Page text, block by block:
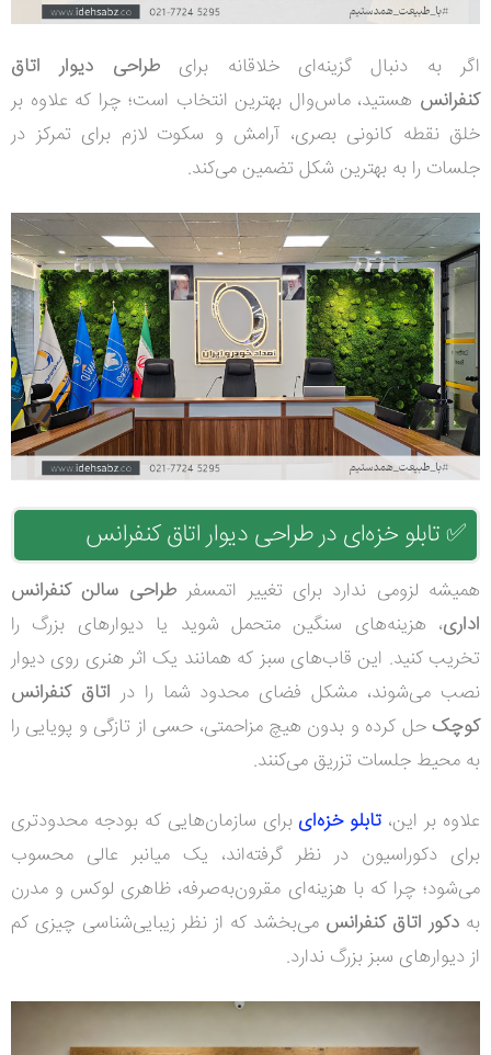
اگر به دنبال گزینه‌ای خلاقانه برایطراحی دیوار اتاق
کنفرانس هستید، ماس‌وال بهترین انتخاب است؛ چرا که علاوه بر
خلق نقطه کانونی بصری، آرامش و سکوت لازم برای تمرکز در
جلسات را به بهترین شکل تضمین می‌کند.
✅تابلو خزه‌ای در طراحی دیوار اتاق کنفرانس
همیشه لزومی ندارد برای تغییر اتمسفرطراحی سالن کنفرانس
اداری، هزینه‌های سنگین متحمل شوید یا دیوارهای بزرگ را
تخریب کنید. این قاب‌های سبز که همانند یک اثر هنری روی دیوار
نصب می‌شوند، مشکل فضای محدود شما را در اتاق کنفرانس
کوچکحل کرده و بدون هیچ مزاحمتی، حسی از تازگی و پویایی را
به محیط جلسات تزریق می‌کنند.
علاوه بر این، تابلو خزه‌ایبرای سازمان‌هایی کهبودجه محدودتری
برای دکوراسیون در نظر گرفته‌اند، یک میانبر عالی محسوب
می‌شود؛ چرا که با هزینه‌ای مقرون‌به‌صرفه، ظاهری لوکس و مدرن
به دکور اتاق کنفرانس می‌بخشد که از نظر زیبایی‌شناسی چیزی کم
از دیوارهای سبز بزرگ ندارد.